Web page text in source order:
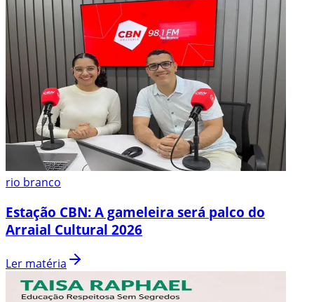
rio branco
Estação CBN: A gameleira será palco do
Arraial Cultural 2026
Ler matéria